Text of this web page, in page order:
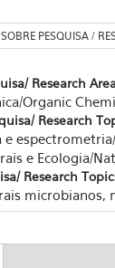
PESQUISA /
Research
Organic
Research
e
e Ecologia/
Research
microbianos,